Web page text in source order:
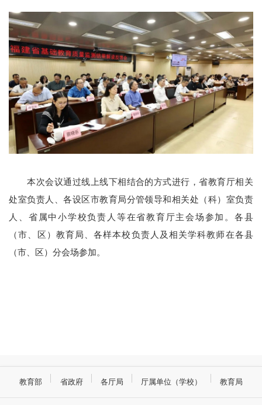
本次会议通过线上线下相结合的方式进行，省教育厅相关
处室负责人、各设区市教育局分管领导和相关处（科）室负责
人、省属中小学校负责人等在省教育厅主会场参加。各县
（市、区）教育局、各样本校负责人及相关学科教师在各县
（市、区）分会场参加。
教育部 省政府 各厅局 厅属单位（学校） 教育局